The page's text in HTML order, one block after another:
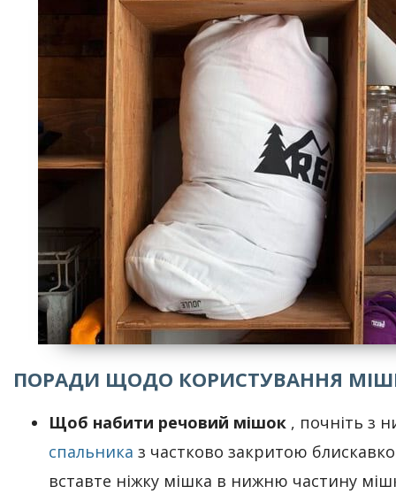
ПОРАДИ ЩОДО КОРИСТУВАННЯ
Щоб набити речовий мішок , почніть з
спальника з частково закритою
вставте ніжку мішка в нижню частину